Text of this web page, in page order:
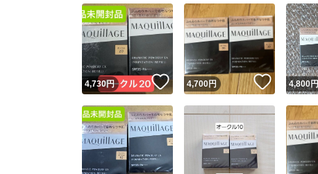
4,730円 いいね！
4,700円 いいね！
4,800円